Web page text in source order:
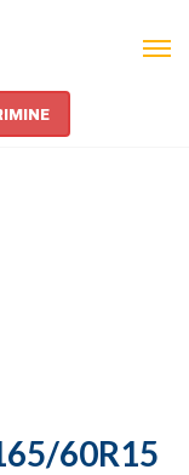
60R15